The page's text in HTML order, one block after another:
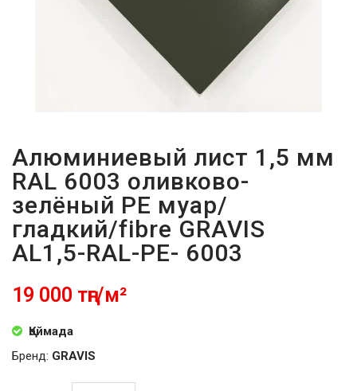
Алюминиевый лист 1,5 мм
RAL 6003 оливково-
зелёный PE муар/
гладкий/fibre GRAVIS
AL1,5-RAL-PE- 6003
19 000 тңг/м²
Қоймада
Бренд: GRAVIS